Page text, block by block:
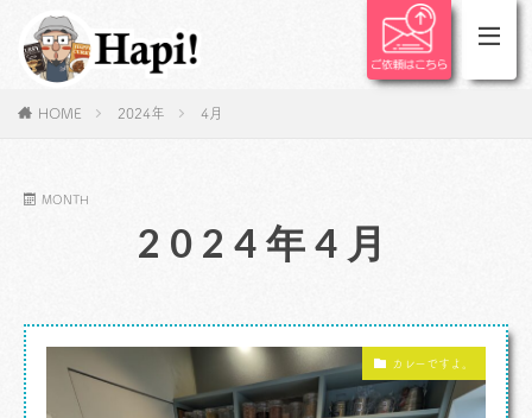
HOME 2024年 4月
MONTH
2024年4月
カレーですよ。